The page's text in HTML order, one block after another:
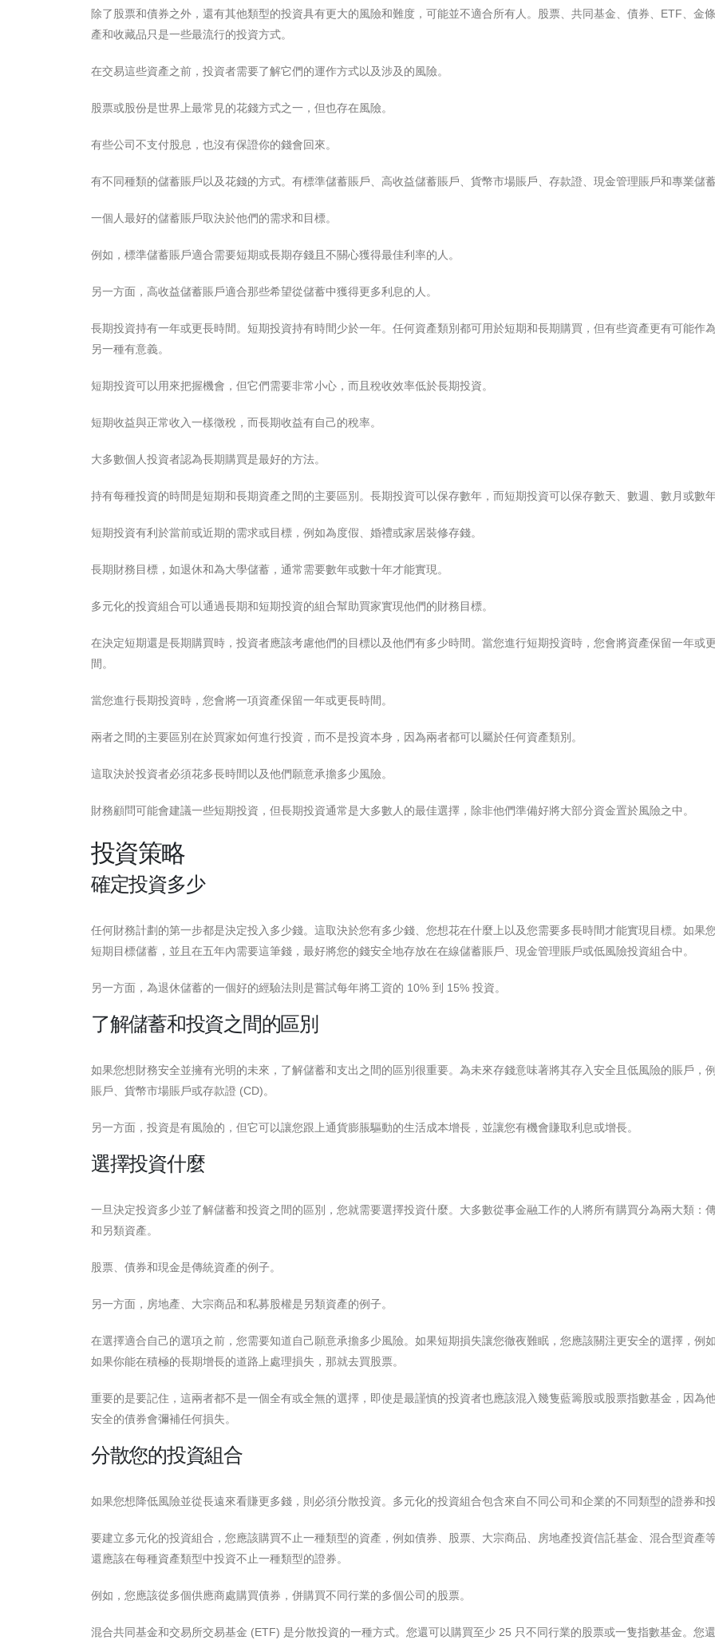
除了股票和債券之外，還有其他類型的投資具有更大的風險和難度，可能並不適合所有人。股票、共同基金、債券、ETF、金
產和收藏品只是一些最流行的投資方式。
在交易這些資產之前，投資者需要了解它們的運作方式以及涉及的風險。
股票或股份是世界上最常見的花錢方式之一，但也存在風險。
有些公司不支付股息，也沒有保證你的錢會回來。
有不同種類的儲蓄賬戶以及花錢的方式。有標準儲蓄賬戶、高收益儲蓄賬戶、貨幣市場賬戶、存款證、現金管理賬戶和專業儲
一個人最好的儲蓄賬戶取決於他們的需求和目標。
例如，標準儲蓄賬戶適合需要短期或長期存錢且不關心獲得最佳利率的人。
另一方面，高收益儲蓄賬戶適合那些希望從儲蓄中獲得更多利息的人。
長期投資持有一年或更長時間。短期投資持有時間少於一年。任何資產類別都可用於短期和長期購買，但有些資產更有可能作
另一種有意義。
短期投資可以用來把握機會，但它們需要非常小心，而且稅收效率低於長期投資。
短期收益與正常收入一樣徵稅，而長期收益有自己的稅率。
大多數個人投資者認為長期購買是最好的方法。
持有每種投資的時間是短期和長期資產之間的主要區別。長期投資可以保存數年，而短期投資可以保存數天、數週、數月或數
短期投資有利於當前或近期的需求或目標，例如為度假、婚禮或家居裝修存錢。
長期財務目標，如退休和為大學儲蓄，通常需要數年或數十年才能實現。
多元化的投資組合可以通過長期和短期投資的組合幫助買家實現他們的財務目標。
在決定短期還是長期購買時，投資者應該考慮他們的目標以及他們有多少時間。當您進行短期投資時，您會將資產保留一年或
間。
當您進行長期投資時，您會將一項資產保留一年或更長時間。
兩者之間的主要區別在於買家如何進行投資，而不是投資本身，因為兩者都可以屬於任何資產類別。
這取決於投資者必須花多長時間以及他們願意承擔多少風險。
財務顧問可能會建議一些短期投資，但長期投資通常是大多數人的最佳選擇，除非他們準備好將大部分資金置於風險之中。
投資策略
確定投資多少
任何財務計劃的第一步都是決定投入多少錢。這取決於您有多少錢、您想花在什麼​​上以及您需要多長時間才能實現目標。如果
短期目標儲蓄，並且在五年內需要這筆錢，最好將您的錢安全地存放在在線儲蓄賬戶、現金管理賬戶或低風險投資組合中。
另一方面，為退休儲蓄的一個好的經驗法則是嘗試每年將工資的 10% 到 15% 投資。
了解儲蓄和投資之間的區別
如果您想財務安全並擁有光明的未來，了解儲蓄和支出之間的區別很重要。為未來存錢意味著將其存入安全且低風險的賬戶，
賬戶、貨幣市場賬戶或存款證 (CD)。
另一方面，投資是有風險的，但它可以讓您跟上通貨膨脹驅動的生活成本增長，並讓您有機會賺取利息或增長。
選擇投資什麼
一旦決定投資多少並了解儲蓄和投資之間的區別，您就需要選擇投資什麼。大多數從事金融工作的人將所有購買分為兩大類：
和另類資產。
股票、債券和現金是傳統資產的例子。
另一方面，房地產、大宗商品和私募股權是另類資產的例子。
在選擇適合自己的選項之前，您需要知道自己願意承擔多少風險。如果短期損失讓您徹夜難眠，您應該關注更安全的選擇，例
如果你能在積極的長期增長的道路上處理損失，那就去買股票。
重要的是要記住，這兩者都不是一個全有或全無的選擇，即使是最謹慎的投資者也應該混入幾隻藍籌股或股票指數基金，因為
安全的債券會彌補任何損失。
分散您的投資組合
如果您想降低風險並從長遠來看賺更多錢，則必須分散投資。多元化的投資組合包含來自不同公司和企業的不同類型的證券和
要建立多元化的投資組合，您應該購買不止一種類型的資產，例如債券、股票、大宗商品、房地產投資信託基金、混合型資產
還應該在每種資產類型中投資不止一種類型的證券。
例如，您應該從多個供應商處購買債券，併購買不同行業的多個公司的股票。
混合共同基金和交易所交易基金 (ETF) 是分散投資的一種方式。您還可以購買至少 25 只不同行業的股票或一隻指數基金。您